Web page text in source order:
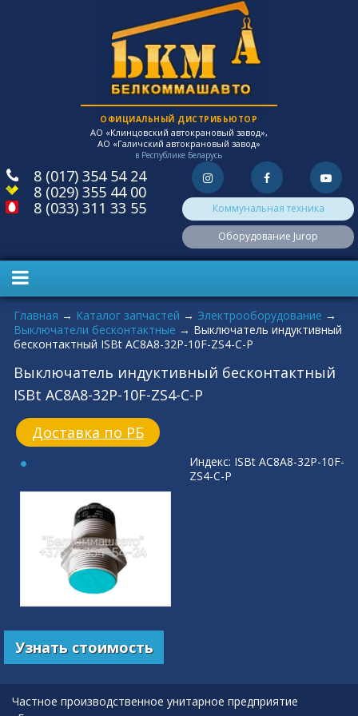
ОФИЦИАЛЬНЫЙ ДИСТРИБЬЮТОР
АО «Клинцовский автокрановый завод»,
АО «Галичский автокрановый завод»
в Республике Беларусь
8 (017) 354 54 24
8 (029) 355 44 00
8 (033) 311 33 55
Коммунальная техника
Оборудование Jurop
Вы здесь
Главная → Каталог запчастей → Электрооборудование →
Выключатели бесконтактные → Выключатель индуктивный
бесконтактный ISBt AC8A8-32P-10F-ZS4-C-P
Выключатель индуктивный бесконтактный
ISBt AC8A8-32P-10F-ZS4-C-P
Доставка по РБ
Узнать стоимость
Индекс: ISBt AC8A8-32P-10F-
ZS4-C-P
Частное производственное унитарное предприятие